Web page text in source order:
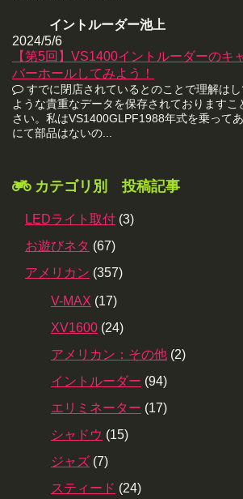
イントルーダー池上
2024/5/6
【第5回】VS1400イントルーダーのキ
バーホールしてみよう！
すでに閉店されているとのことで理解は
ような貴重なデータを保存されておりますこ
さい。私はVS1400GLPF1988年式を乗って
にて部品はないの...
カテゴリ別 投稿記事
LEDライト取付 (3)
お遊びネタ (67)
アメリカン (357)
V-MAX (17)
XV1600 (24)
アメリカン：その他 (2)
イントルーダー (94)
エリミネーター (17)
シャドウ (15)
ジャズ (7)
スティード (24)